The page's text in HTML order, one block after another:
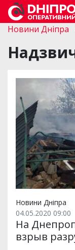
Новини Дніпра
Новини Дніпра
04.05.2020 09:00
На
взрыв